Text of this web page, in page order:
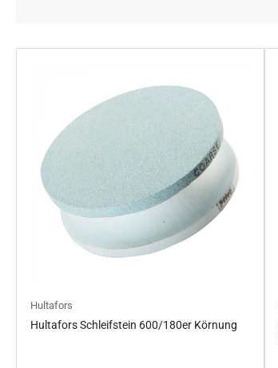
Hultafors
Hultafors Schleifstein 600/180er Körnung